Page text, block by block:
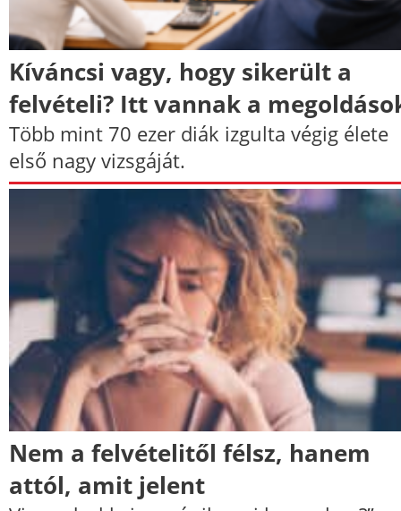
Kíváncsi vagy, hogy sikerült a
felvételi? Itt vannak a
Több mint 70 ezer diák izgulta végig élete
első nagy vizsgáját.
Nem a felvételitől félsz, hanem
attól, amit jelent